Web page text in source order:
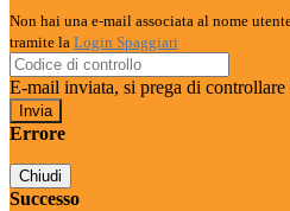
Non hai una e-mail associata al nome
tramite la Login Spaggiari
E-mail inviata, si prega di controllare
Errore
Chiudi
Successo